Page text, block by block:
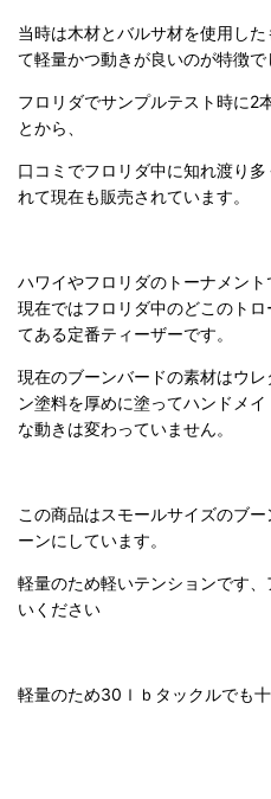
当時は木材とバルサ材を使用し
て軽量かつ動きが良いのが特徴で
フロリダでサンプルテスト時に2
とから、
口コミでフロリダ中に知れ渡り
れて現在も販売されています。
ハワイやフロリダのトーナメン
現在ではフロリダ中のどこのト
てある定番ティーザーです。
現在のブーンバードの素材はウ
ン塗料を厚めに塗ってハンドメ
な動きは変わっていません。
この商品はスモールサイズのブ
ーンにしています。
軽量のため軽いテンションです
いください
軽量のため30ｌｂタックルでも十